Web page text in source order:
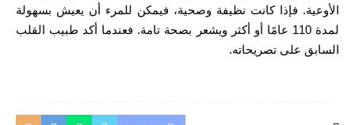
الأوعية. فإذا كانت نظيفة وصحية، فيمكن للمرء أن يعيش بسهولة
لمدة 110 عامًا أو أكثر ويشعر بصحة تامة. فعندما أكد طبيب القلب
السابق على تصريحاته.